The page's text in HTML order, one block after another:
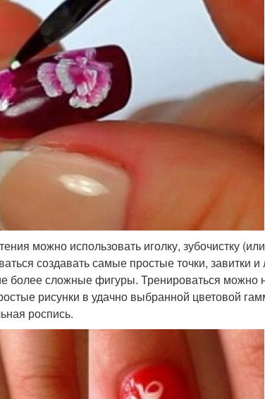
можно использовать иголку, зубочистку
создавать самые простые точки, завитки
более сложные фигуры. Тренироваться можно
рисунки в удачно выбранной цветовой
роспись.